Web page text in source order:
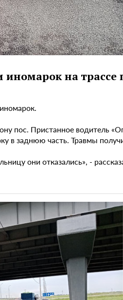
иномарок на трассе
пос. Пристанное водитель
в заднюю часть. Травмы
они отказались», -